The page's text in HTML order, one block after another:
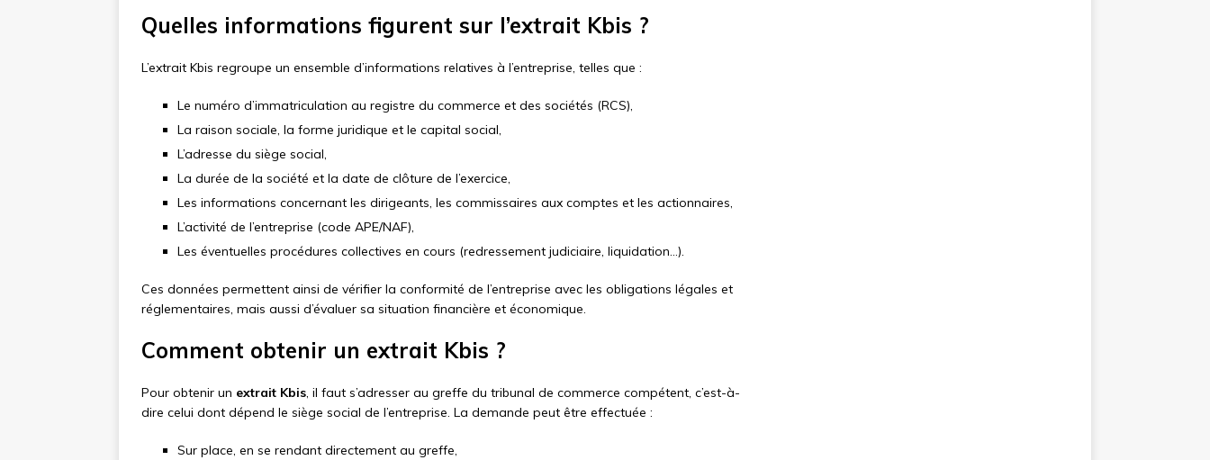
Quelles informations figurent sur l’extrait Kbis ?
L’extrait Kbis regroupe un ensemble d’informations relatives à l’entreprise, telles que :
Le numéro d’immatriculation au registre du commerce et des sociétés (RCS),
La raison sociale, la forme juridique et le capital social,
L’adresse du siège social,
La durée de la société et la date de clôture de l’exercice,
Les informations concernant les dirigeants, les commissaires aux comptes et les actionnaires,
L’activité de l’entreprise (code APE/NAF),
Les éventuelles procédures collectives en cours (redressement judiciaire, liquidation…).
Ces données permettent ainsi de vérifier la conformité de l’entreprise avec les obligations légales et
réglementaires, mais aussi d’évaluer sa situation financière et économique.
Comment obtenir un extrait Kbis ?
Pour obtenir un extrait Kbis, il faut s’adresser au greffe du tribunal de commerce compétent, c’est-à-
dire celui dont dépend le siège social de l’entreprise. La demande peut être effectuée :
Sur place, en se rendant directement au greffe,